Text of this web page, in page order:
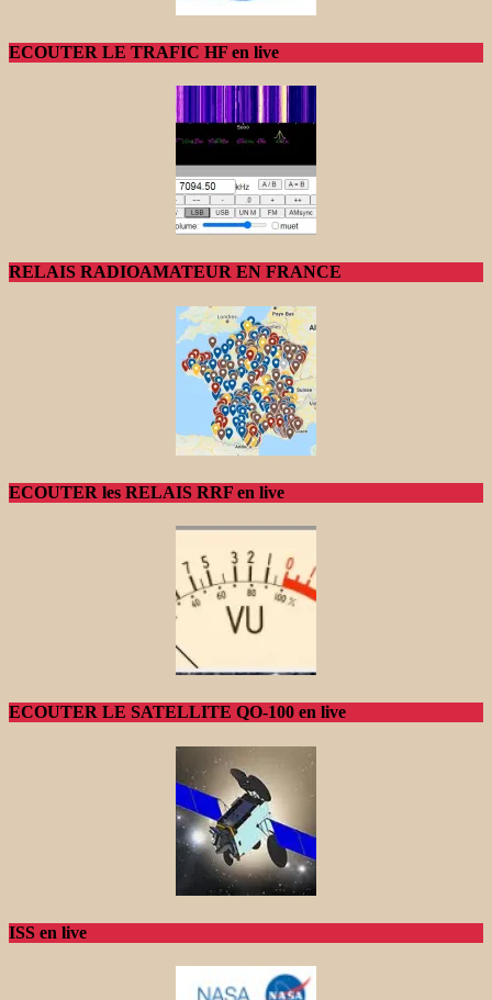
ECOUTER LE TRAFIC HF en live
RELAIS RADIOAMATEUR EN FRANCE
ECOUTER les RELAIS RRF en live
ECOUTER LE SATELLITE QO-100 en live
ISS en live